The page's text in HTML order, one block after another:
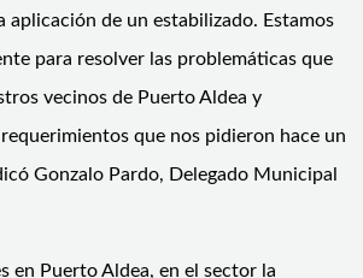
aplicación de un estabilizado. Estamos
para resolver las problemáticas que
vecinos de Puerto Aldea y
que nos pidieron hace un
Gonzalo Pardo, Delegado Municipal
en Puerto Aldea, en el sector la